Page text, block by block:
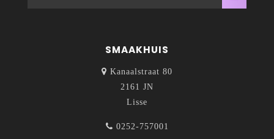
SMAAKHUIS
Kanaalstraat 80
2161 JN
Lisse
0252-757001